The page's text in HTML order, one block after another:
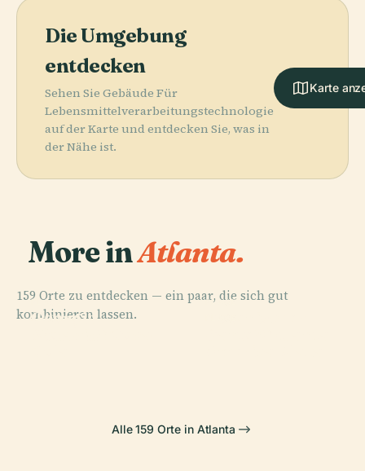
Die Umgebung
entdecken
Sehen Sie Gebäude Für
Lebensmittelverarbeitungstechnologie
auf der Karte und entdecken Sie, was in
der Nähe ist.
Karte
More inAtlanta.
159 Orte zu entdecken — ein paar, die sich gut
kombinieren lassen.
PLACE
Georgia
PLACE
PLACE
Alle 159 Orte in Atlanta